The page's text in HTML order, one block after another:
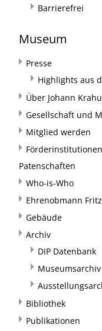
Barrierefrei
Museum
Presse
Highlights aus
Über Johann
Gesellschaft und
Mitglied werden
Patenschaften
Who-is-Who
Ehrenobmann
Gebäude
Archiv
DIP Datenbank
Bibliothek
Publikationen